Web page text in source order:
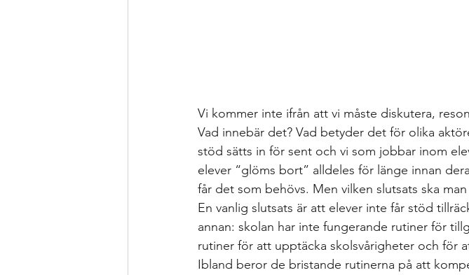
Vi kommer inte ifrån att vi måste diskutera,
Vad innebär det? Vad betyder det för olika
stöd sätts in för sent och vi som jobbar inom
elever “glöms bort” alldeles för länge innan
får det som behövs. Men vilken slutsats ska
En vanlig slutsats är att elever inte får stöd
annan: skolan har inte fungerande rutiner för
rutiner för att upptäcka skolsvårigheter och för
Ibland beror de bristande rutinerna på att